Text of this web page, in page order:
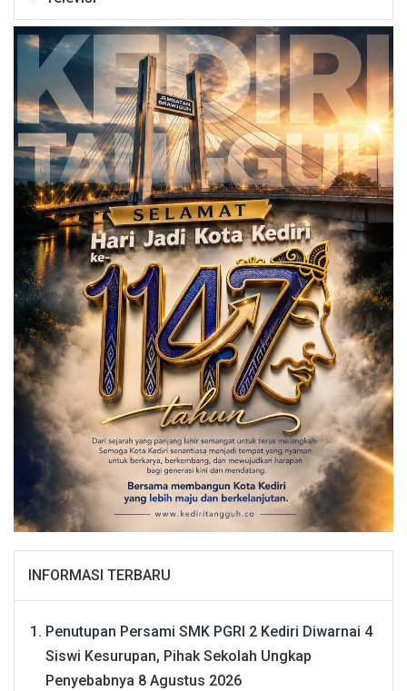
INFORMASI TERBARU
Penutupan Persami SMK PGRI 2 Kediri Diwarnai 4
Siswi Kesurupan, Pihak Sekolah Ungkap
Penyebabnya 8 Agustus 2026